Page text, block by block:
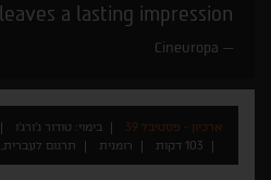
leaves a lasting impression.
Cineuropa
ארכיון - פסטיבל 39 בימוי: טודור ג'ורג'ו
103 דקות
רומנית תרגום לעברית,